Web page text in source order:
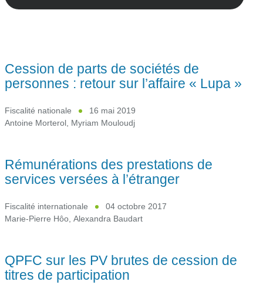
Cession de parts de sociétés de
personnes : retour sur l’affaire « Lupa »
Fiscalité nationale
16 mai 2019
Antoine Morterol, Myriam Mouloudj
Rémunérations des prestations de
services versées à l’étranger
Fiscalité internationale
04 octobre 2017
Marie-Pierre Hôo, Alexandra Baudart
QPFC sur les PV brutes de cession de
titres de participation